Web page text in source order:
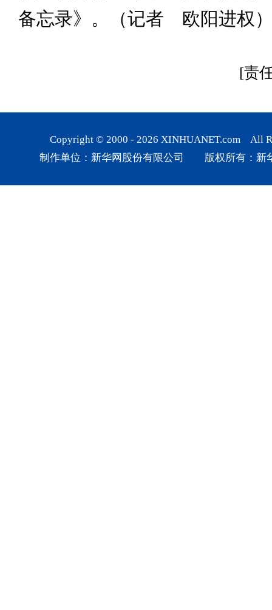
备忘录》。（记者 欧阳进权
[责
Copyright © 2000 - 2026 XINHUANET.com All
制作单位：新华网股份有限公司 版权所有：新